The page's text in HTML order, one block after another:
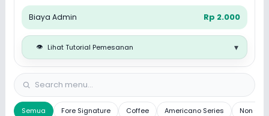
Biaya Admin Rp 2.000
👁️ Lihat Tutorial Pemesanan ▾
Semua Fore Signature Coffee Americano Series Non